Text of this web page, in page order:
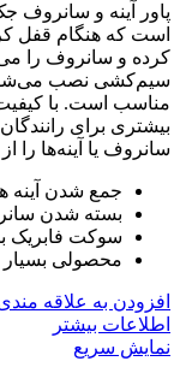
است که هنگام قفل
کرده و سانروف را
مناسب است. با
بیشتری برای
سانروف یا آینه‌ها را
جمع شدن آینه
بسته شدن
سوکت فابریک
محصولی بسیار
افزودن به علاقه
اطلاعات بیشتر
نمایش سریع